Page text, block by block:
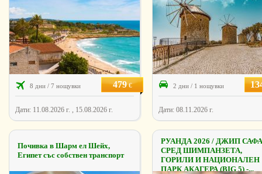
8 дни / 7 нощувки 479€
Дати: 11.08.2026 г. , 15.08.2026 г.
2 дни / 1 нощувки
Дати: 08.11.2026 г.
Почивка в Шарм ел Шейх,
Египет със собствен транспорт
РУАНДА 2026 / ДЖИП
СРЕД ШИМПАНЗЕТА,
ГОРИЛИ И НАЦИОНАЛЕН
ПАРК АКАГЕРА (BIG 5) -...